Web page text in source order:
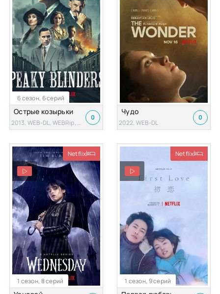
6 сезон, 6 серий
Острые козырьки
2013, WEB-DL, WEBRip, BDRip
0
Чудо
2022, WEB-DL
0
Netflix
1 сезон, 8 серий
Netflix
1 сезон, 9 серий